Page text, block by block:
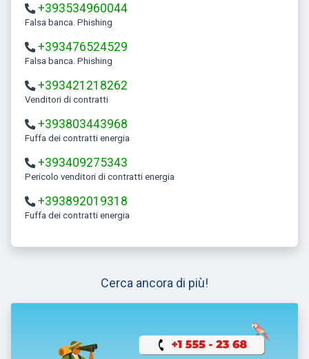
+393534960044
Falsa banca. Phishing
+393476524529
Falsa banca. Phishing
+393421218262
Venditori di contratti
+393803443968
Fuffa dei contratti energia
+393409275343
Pericolo venditori di contratti energia
+393892019318
Fuffa dei contratti energia
Cerca ancora di più!